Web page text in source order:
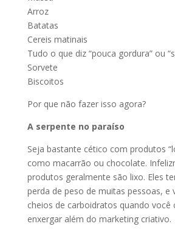
Arroz
Batatas
Cereis matinais
Tudo o que diz “pouca gordura” ou
Sorvete
Biscoitos
Por que não fazer isso agora?
A serpente no paraíso
Seja bastante cético com produtos
como macarrão ou chocolate.
produtos geralmente são lixo. Eles
perda de peso de muitas pessoas, e
cheios de carboidratos quando você
enxergar além do marketing criativo.